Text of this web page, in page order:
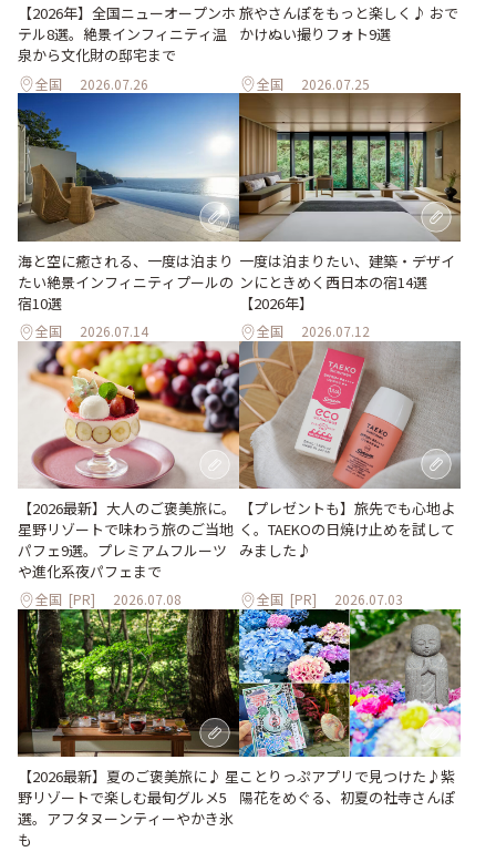
【2026年】全国ニューオープンホ
テル8選。絶景インフィニティ温
泉から文化財の邸宅まで
全国 2026.07.26
旅やさんぽをもっと楽しく♪ おで
かけぬい撮りフォト9選
全国 2026.07.25
海と空に癒される、一度は泊まり
たい絶景インフィニティプールの
宿10選
全国 2026.07.14
一度は泊まりたい、建築・デザイ
ンにときめく西日本の宿14選
【2026年】
全国 2026.07.12
【2026最新】大人のご褒美旅に。
星野リゾートで味わう旅のご当地
パフェ9選。プレミアムフルーツ
や進化系夜パフェまで
全国 [PR] 2026.07.08
【プレゼントも】旅先でも心地よ
く。TAEKOの日焼け止めを試して
みました♪
全国 [PR] 2026.07.03
【2026最新】夏のご褒美旅に♪ 星
野リゾートで楽しむ最旬グルメ5
選。アフタヌーンティーやかき氷
も
ことりっぷアプリで見つけた♪紫
陽花をめぐる、初夏の社寺さんぽ